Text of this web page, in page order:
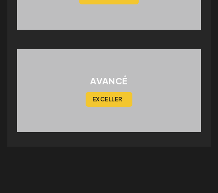
AVANCÉ